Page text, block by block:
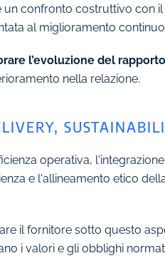
un confronto costruttivo con
al miglioramento
l’evoluzione del
nella relazione.
operativa,
e l'allineamento etico
il fornitore sotto questo
i valori e gli obblighi